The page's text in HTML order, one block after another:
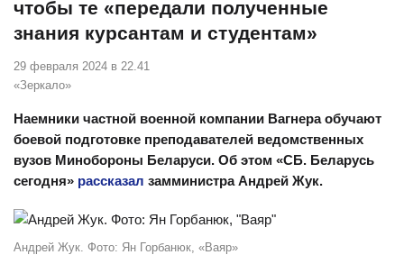
чтобы те «передали полученные
знания курсантам и студентам»
29 февраля 2024 в 22.41
«Зеркало»
Наемники частной военной компании Вагнера обучают
боевой подготовке преподавателей ведомственных
вузов Минобороны Беларуси. Об этом «СБ. Беларусь
сегодня» рассказал замминистра Андрей Жук.
Андрей Жук. Фото: Ян Горбанюк, «Ваяр»